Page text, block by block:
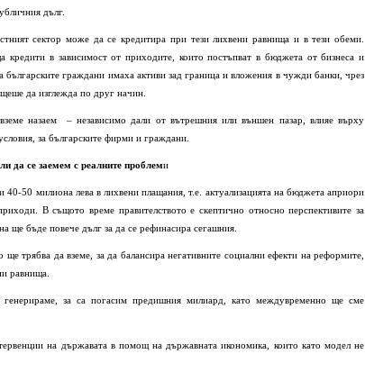
дълг.
сектор може да се кредитира при тези лихвени равнища и в тези обеми.
в зависимост от приходите, които постъпват в бюджета от бизнеса и
българските граждани имаха активи зад граница и вложения в чужди банки, чрез
да изглежда по друг начин.
назаем – независимо дали от вътрешния или външен пазар, влияе върху
за българските фирми и граждани.
да се заемем с реалните проблеми
50 милиона лева в лихвени плащания, т.е. актуализацията на бюджета априори
В същото време правителството е скептично относно перспективите за
ще бъде повече дълг за да се рефинасира сегашния.
трябва да вземе, за да балансира негативните социални ефекти на реформите,
равнища.
за са погасим предишния милиард, като междувременно ще сме
на държавата в помощ на държавната икономика, които като модел не